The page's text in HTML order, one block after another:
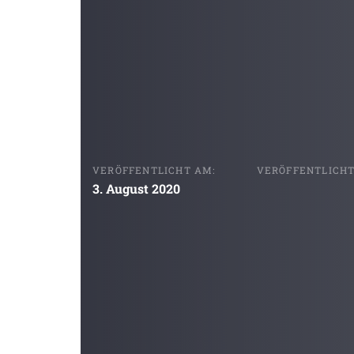
VERÖFFENTLICHT AM:
3. August 2020